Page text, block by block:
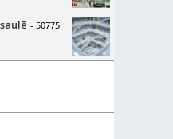
- 50775